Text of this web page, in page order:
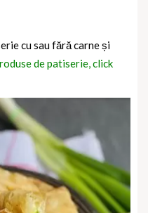
cu sau fără carne și
de patiserie, click